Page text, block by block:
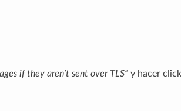
if they aren’t sent over TLS”y hacer